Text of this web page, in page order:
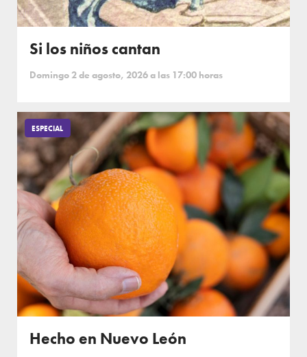
Si los niños cantan
Domingo 2 de agosto, 2026 a las 17:00 horas
ESPECIAL
Hecho en Nuevo León